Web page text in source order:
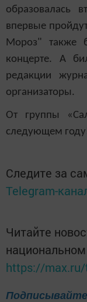
образовалась
впервые
Мороз" также
концерте. А
редакции
организаторы.
От группы
следующем
Следите за
Telegram-
Читайте
https://